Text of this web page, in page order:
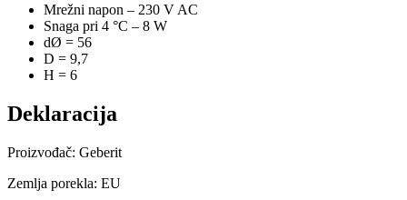
Mrežni napon – 230 V AC
Snaga pri 4 °C – 8 W
dØ = 56
D = 9,7
H = 6
Deklaracija
Proizvođač: Geberit
Zemlja porekla: EU